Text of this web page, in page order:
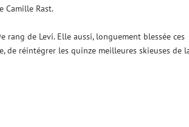
Camille Rast.
de Levi. Elle aussi, longuement blessée ces
réintégrer les quinze meilleures skieuses de